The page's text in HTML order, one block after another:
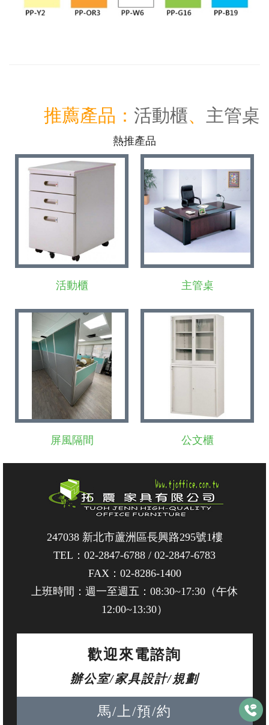
推薦產品： 活動櫃、 主管桌
熱推產品
活動櫃 主管桌
屏風隔間 公文櫃
247038 新北市蘆洲區長興路295號1樓
TEL： 02-2847-6788 / 02-2847-6783
FAX：02-8286-1400
上班時間：週一至週五：08:30~17:30（午休
12:00~13:30）
歡迎來電諮詢
辦公室/家具設計/規劃
馬/上/預/約